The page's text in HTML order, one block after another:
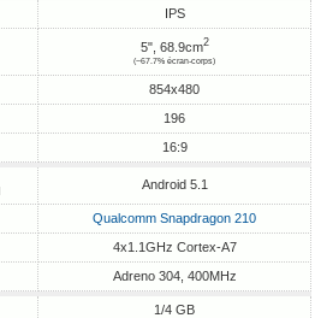
IPS
5", 68.9cm2
(~67.7% écran-corps)
854x480
196
16:9
Android 5.1
Qualcomm Snapdragon 210
4x1.1GHz Cortex-A7
Adreno 304, 400MHz
1/4 GB